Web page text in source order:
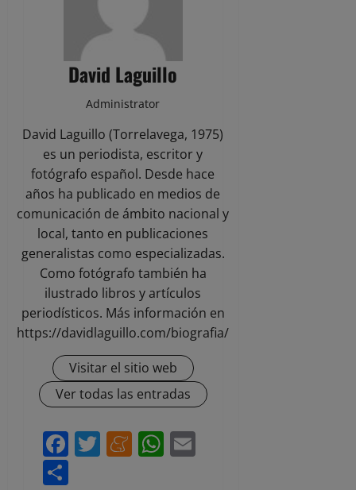
David Laguillo
Administrator
David Laguillo (Torrelavega, 1975)
es un periodista, escritor y
fotógrafo español. Desde hace
años ha publicado en medios de
comunicación de ámbito nacional y
local, tanto en publicaciones
generalistas como especializadas.
Como fotógrafo también ha
ilustrado libros y artículos
periodísticos. Más información en
https://davidlaguillo.com/biografia/
Visitar el sitio web
Ver todas las entradas
Facebook
Twitter
Meneame
WhatsApp